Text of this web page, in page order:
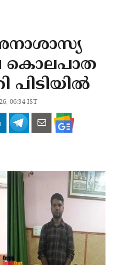
കൊലപാത
പിടിയില്‍
06:34 IST